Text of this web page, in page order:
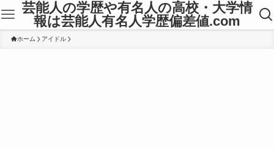
芸能人の学歴や有名人の高校・大学情
報は芸能人有名人学歴偏差値.com
ホーム アイドル